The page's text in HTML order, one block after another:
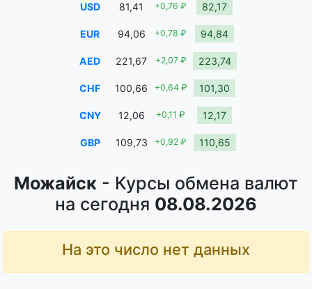
Можайск - Курсы обмена валют
на сегодня 08.08.2026
На это число нет данных
USD 81,41 +0,76 ₽ 82,17
EUR 94,06 +0,78 ₽ 94,84
AED 221,67 +2,07 ₽ 223,74
CHF 100,66 +0,64 ₽ 101,30
CNY 12,06 +0,11 ₽ 12,17
GBP 109,73 +0,92 ₽ 110,65